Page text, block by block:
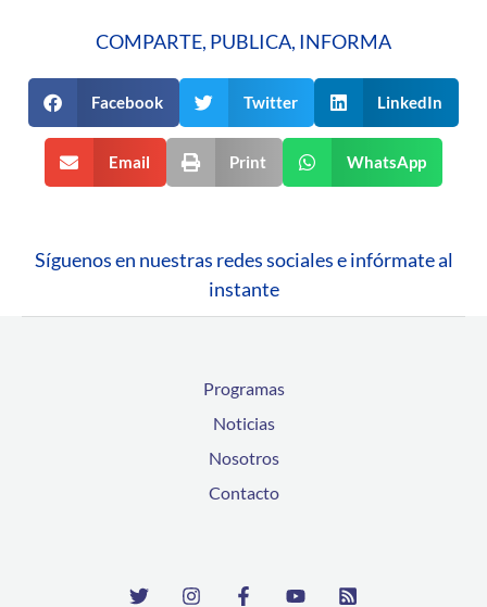
COMPARTE, PUBLICA, INFORMA
Facebook Twitter LinkedIn
Email Print WhatsApp
Síguenos en nuestras redes sociales e infórmate al
instante
Programas
Noticias
Nosotros
Contacto